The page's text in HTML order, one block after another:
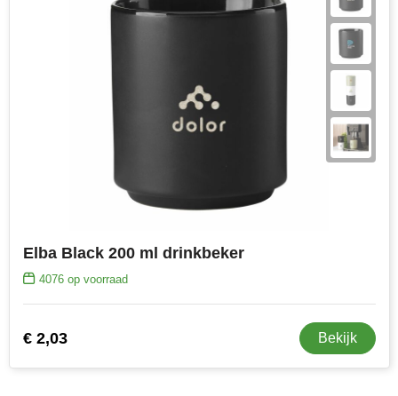
Elba Black 200 ml drinkbeker
4076op voorraad
€ 2,03 Bekijk